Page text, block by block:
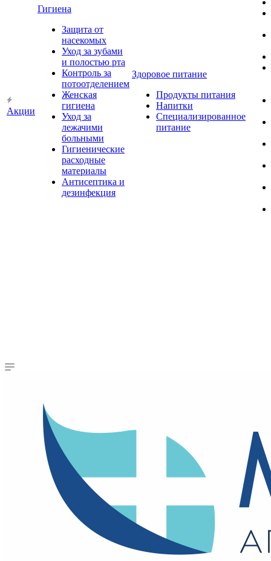
Акции
Гигиена
Защита от
насекомых
Уход за зубами
и полостью рта
Контроль за
потоотделением
Женская
гигиена
Уход за
лежачими
больными
Гигиенические
расходные
материалы
Антисептика и
дезинфекция
Здоровое питание
Продукты питания
Напитки
Специализированное
питание